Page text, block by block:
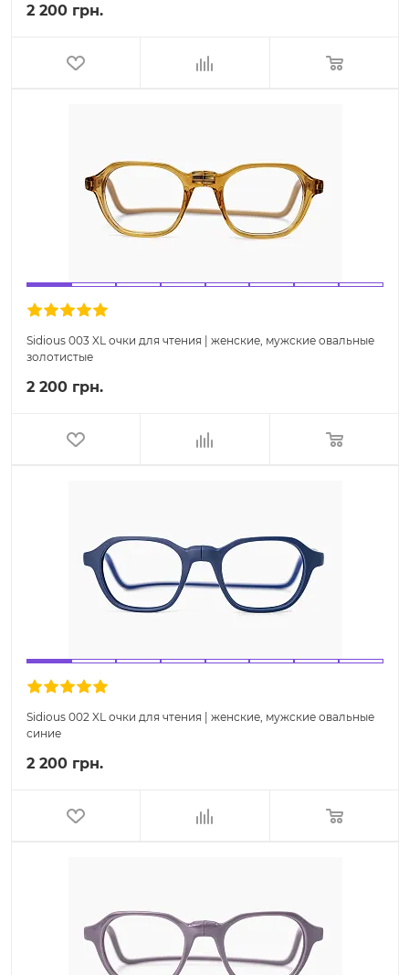
2 200 грн.
Sidious 003 XL очки для чтения | женские, мужские овальные
золотистые
2 200 грн.
Sidious 002 XL очки для чтения | женские, мужские овальные
синие
2 200 грн.